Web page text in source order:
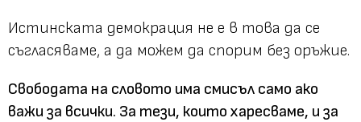
Истинската демокрация не е в това да се
съгласяваме, а да можем да спорим без оръжие.
Свободата на словото има смисъл само ако
важи за всички. За тези, които харесваме, и за